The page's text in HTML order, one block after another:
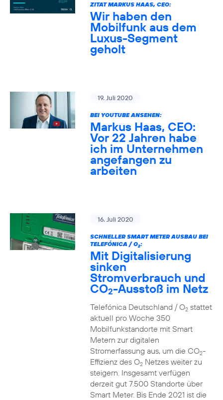
ZITAT MARKUS HAAS, CEO:
Wir haben den
Mobilfunk aus dem
Luxus-Segment
geholt
19. Juli 2020
BEI YOUTUBE ANSEHEN:
Markus Haas, CEO:
Vor 22 Jahren habe
ich im Unternehmen
angefangen zu
arbeiten
16. Juli 2020
SCHNELLER SMART METER AUSBAU BEI
TELEFÓNICA / O2:
Mit Digitalisierung
sinken
Stromverbrauch und
CO2-Ausstoß im Netz
Telefónica Deutschland / O2stattet
aktuell pro Woche 350
Mobilfunkstandorte mit Smart
Metern zur digitalen
Stromerfassung aus, um die CO2-
Effizienz des O2Netzes weiter zu
steigern. Insgesamt verfügen
derzeit gut 7.500 Standorte über
Smart Meter. Bis Ende 2021 ist die